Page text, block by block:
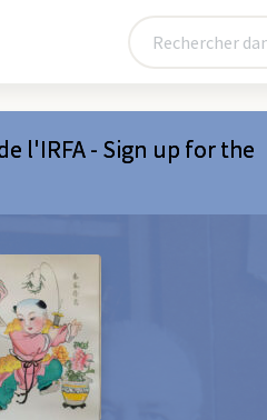
l'IRFA - Sign up for the